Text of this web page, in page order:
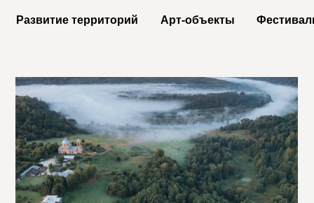
Развитие территорий Арт-объекты